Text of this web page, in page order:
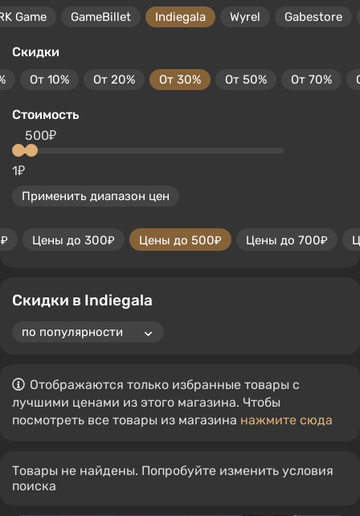
Game GameBillet Indiegala Wyrel Gabestore
Скидки
От 10% От 20% От 30% От 50% От 70%
Стоимость
1₽
500₽
Применить диапазон цен
Цены до 300₽ Цены до 500₽ Цены до 700₽
Скидки в Indiegala
Отображаются только избранные товары с
лучшими ценами из этого магазина. Чтобы
посмотреть все товары из магазина нажмите сюда
Товары не найдены. Попробуйте изменить условия
поиска